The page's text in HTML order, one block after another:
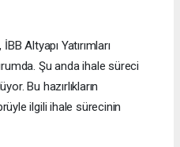
Altyapı Yatırımları
Şu anda ihale süreci
Bu hazırlıkların
ilgili ihale sürecinin